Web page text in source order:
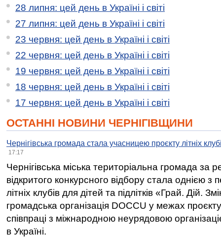
28 липня: цей день в Україні і світі
27 липня: цей день в Україні і світі
23 червня: цей день в Україні і світі
22 червня: цей день в Україні і світі
19 червня: цей день в Україні і світі
18 червня: цей день в Україні і світі
17 червня: цей день в Україні і світі
ОСТАННІ НОВИНИ ЧЕРНІГІВЩИНИ
Чернігівська громада стала учасницею проєкту літніх
17:17
Чернігівська міська територіальна громада за
відкритого конкурсного відбору стала однією
літніх клубів для дітей та підлітків «Грай. Дій.
громадська організація DOCCU у межах
співпраці з міжнародною неурядовою
в Україні.